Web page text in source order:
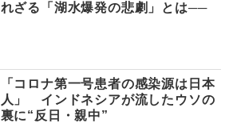
れざる「湖水爆発の悲劇」とは──
「コロナ第一号患者の感染源は日本
人」 インドネシアが流したウソの
裏に“反日・親中”